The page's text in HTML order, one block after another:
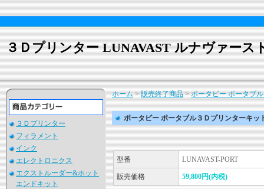
３Ｄプリンター LUNAVAST ルナヴァース
３Ｄプリンター
フィラメント
インク
エレクトロニクス
エクストルーダー&ホット
エンドキット
ホーム>販売終了商品>ポータビー ポータブ
ポータビー ポータブル３Ｄプリンターキッ
型番 LUNAVAST-PORT
販売価格 59,800円(内税)